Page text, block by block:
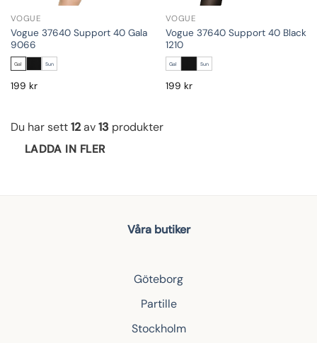
VOGUE
Vogue 37640 Support 40 Gala
9066
Gal Sun
199 kr
VOGUE
Vogue 37640 Support 40 Black
1210
Gal Sun
199 kr
Du har sett12av13 produkter
LADDA IN FLER
Våra butiker
Göteborg
Partille
Stockholm